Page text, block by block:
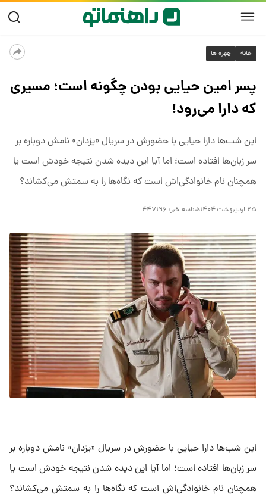
خانه چهره ها
پسر امین حیایی بودن چگونه است؛ مسیری
که دارا می‌رود!
این شب‌ها دارا حیایی با حضورش در سریال «یزدان» نامش دوباره بر
سر زبان‌ها افتاده است؛ اما آیا این دیده شدن نتیجه خودش است یا
همچنان نام خانوادگی‌اش است که نگاه‌ها را به سمتش می‌کشاند؟
۲۵ اردیبهشت ۱۴۰۴ شناسه خبر: ۴۴۷۱۹۶
این شب‌ها دارا حیایی با حضورش در سریال «یزدان» نامش دوباره بر
سر زبان‌ها افتاده است؛ اما آیا این دیده شدن نتیجه خودش است یا
همچنان نام خانوادگی‌اش است که نگاه‌ها را به سمتش می‌کشاند؟